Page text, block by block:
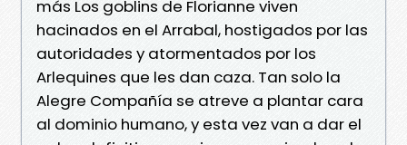
más Los goblins de Florianne viven
hacinados en el Arrabal, hostigados por las
autoridades y atormentados por los
Arlequines que les dan caza. Tan solo la
Alegre Compañía se atreve a plantar cara
al dominio humano, y esta vez van a dar el